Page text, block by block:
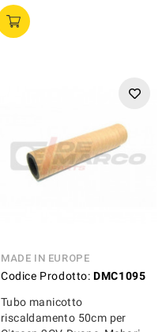
MADE IN EUROPE
Codice Prodotto: DMC1095
Tubo manicotto
riscaldamento 50cm per